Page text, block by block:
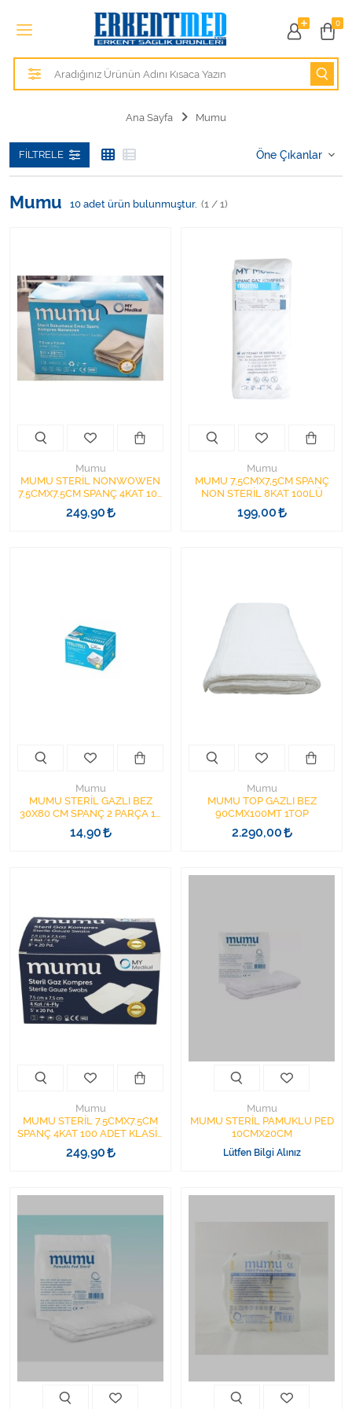
0
Tüm Kategoriler
Alezler
Hasta Bakım Ürünleri
Hastane Mobilyaları
Kişisel Bakım ve Sağlık
Kişisel Bakım ve Sağlık
Ortopedi Ürünleri
Ortopedi Ürünleri
Sarf Malzemeleri
Sarf Malzemeleri
Tıbbi Tekstil Ürünleri
Tüm Kategorileri Gör
Ana Sayfa Mumu
FILTRELE
Mumu 10 adet ürün bulunmuştur. (1 / 1)
Mumu
MUMU STERİL NONWOWEN
7.5CMX7.5CM SPANÇ 4KAT 100
ADET DOKUSUZ EMİCİ MODEL
249,90
Mumu
MUMU 7,5CMX7,5CM SPANÇ
NON STERİL 8KAT 100LÜ
199,00
Mumu
MUMU STERİL GAZLI BEZ
30X80 CM SPANÇ 2 PARÇA 12
KAT (1ADET-2PARÇA)
14,90
Mumu
MUMU TOP GAZLI BEZ
90CMX100MT 1TOP
2.290,00
Mumu
MUMU STERİL 7.5CMX7.5CM
SPANÇ 4KAT 100 ADET KLASİK
MODEL
249,90
Mumu
MUMU STERİL PAMUKLU PED
10CMX20CM
Lütfen Bilgi Alınız